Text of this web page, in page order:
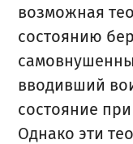
возможная
состоянию
вводивший
состояние
Однако эти